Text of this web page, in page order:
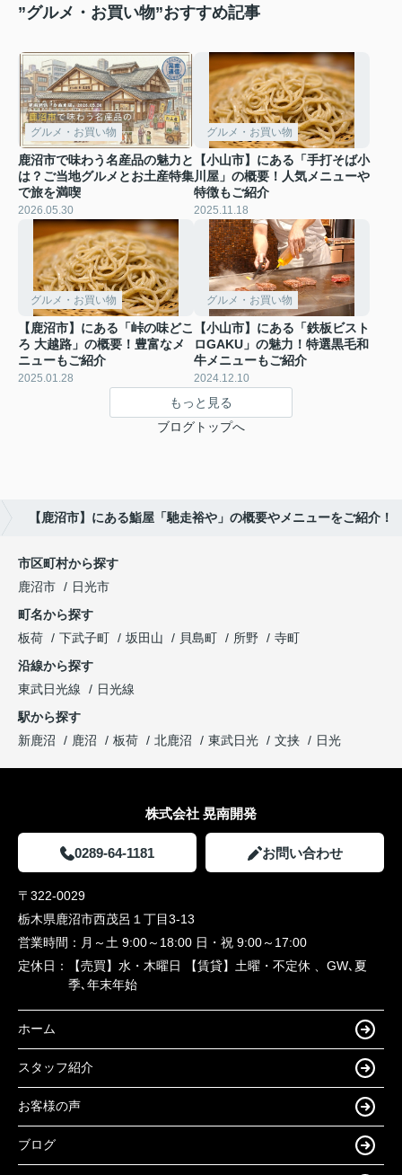
”グルメ・お買い物”おすすめ記事
グルメ・お買い物
鹿沼市で味わう名産品の魅力と
は？ご当地グルメとお土産特集
で旅を満喫
2026.05.30
グルメ・お買い物
【小山市】にある「手打そば小
川屋」の概要！人気メニューや
特徴もご紹介
2025.11.18
グルメ・お買い物
【鹿沼市】にある「峠の味どこ
ろ 大越路」の概要！豊富なメ
ニューもご紹介
2025.01.28
グルメ・お買い物
【小山市】にある「鉄板ビスト
ロGAKU」の魅力！特選黒毛和
牛メニューもご紹介
2024.12.10
もっと見る
ブログトップへ
【鹿沼市】にある鮨屋「馳走裕や」の概要やメニューをご紹介！
市区町村から探す
鹿沼市
日光市
町名から探す
板荷
下武子町 坂田山 貝島町 所野
寺町
沿線から探す
東武日光線
日光線
駅から探す
新鹿沼
鹿沼 板荷 北鹿沼 東武日光 文挟 日光
株式会社 晃南開発
0289-64-1181 お問い合わせ
〒322-0029
栃木県鹿沼市西茂呂１丁目3-13
営業時間： 月～土 9:00～18:00 日・祝 9:00～17:00
定休日：
【売買】水・木曜日 【賃貸】土曜・不定休 、GW､夏
季､年末年始
ホーム
スタッフ紹介
お客様の声
ブログ